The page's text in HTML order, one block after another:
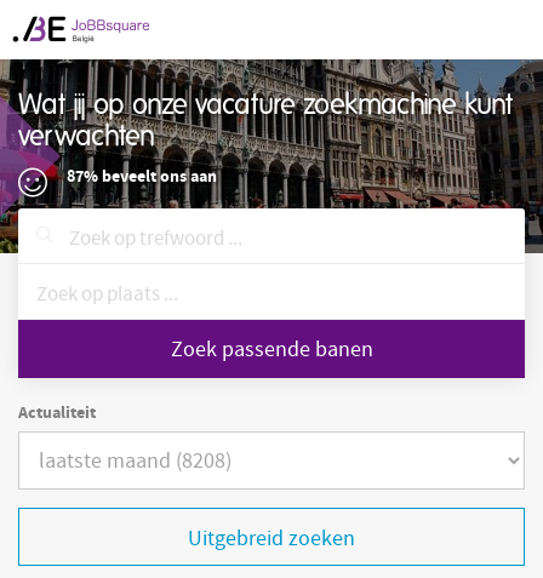
Wat jij op onze vacature zoekmachine kunt
verwachten
87% beveelt ons aan
Zoek passende banen
Actualiteit
Uitgebreid zoeken